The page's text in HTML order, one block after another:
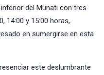
del Munati con tres
14:00 y 15:00 horas,
en sumergirse en esta
este deslumbrante